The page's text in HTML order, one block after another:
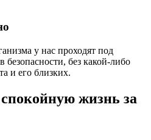
у нас проходят под
безопасности, без какой-либо
и его близких.
жизнь за